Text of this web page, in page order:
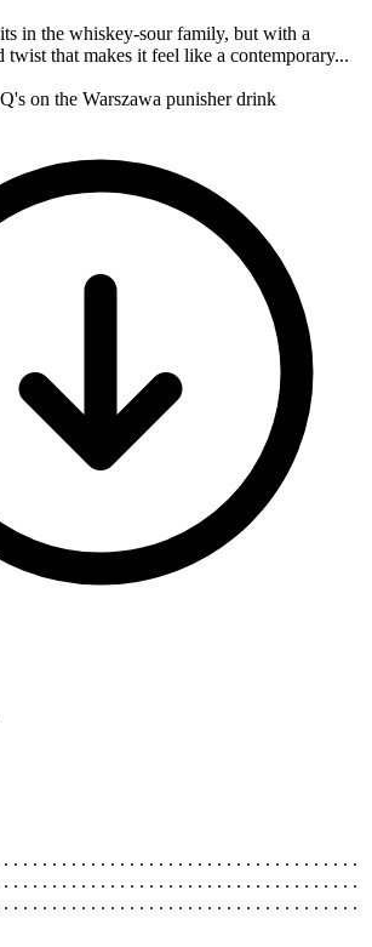
in the whiskey-sour family, but with a
that makes it feel like a contemporary...
on the Warszawa punisher drink
. . . . . . . . . . . . . . . . . . . . . . . . . . . . . . . . . . . .
. . . . . . . . . . . . . . . . . . . . . . . . . . . . . . . . . . . .
. . . . . . . . . . . . . . . . . . . . . . . . . . . . . . . . . . . .